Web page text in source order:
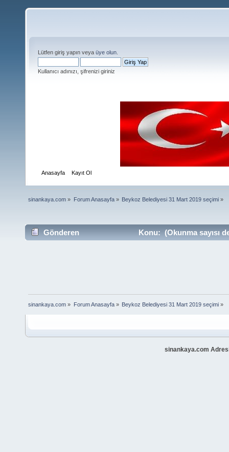
Lütfen giriş yapın veya üye olun
Kullanıcı adınızı, şifrenizi giriniz
Anasayfa Kayıt Ol
sinankaya.com » Forum Anasayfa» Beykoz Belediyesi 31 Mart 2019 seçimi»
Gönderen Konu: (Okunma sayısı
sinankaya.com » Forum Anasayfa» Beykoz Belediyesi 31 Mart 2019 seçimi»
sinankaya.com